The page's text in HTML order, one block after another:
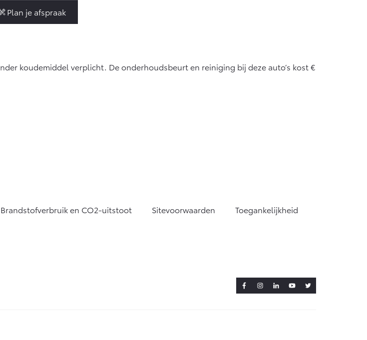
Plan je afspraak
koudemiddel verplicht. De onderhoudsbeurt en reiniging bij deze auto’s kost €
Brandstofverbruik en CO2-uitstoot Sitevoorwaarden Toegankelijkheid